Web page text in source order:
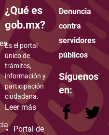
embed google map in website
¿Qué es
gob.mx?
Es el portal
único de
trámites,
información y
participación
ciudadana.
Leer más
Portal de
Denuncia
contra
servidores
públicos
Síguenos
en: